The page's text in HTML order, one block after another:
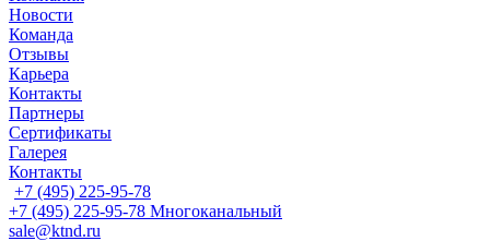
Новости
Команда
Отзывы
Карьера
Контакты
Партнеры
Сертификаты
Галерея
Контакты
+7 (495) 225-95-78
+7 (495) 225-95-78 Многоканальный
sale@ktnd.ru